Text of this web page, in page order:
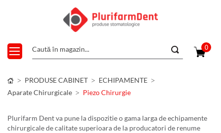
0
PRODUSE CABINET
ECHIPAMENTE
Aparate Chirurgicale
Piezo Chirurgie
Plurifarm Dent va pune la dispozitie o gama larga de echipamente
chirurgicale de calitate superioara de la producatori de renume